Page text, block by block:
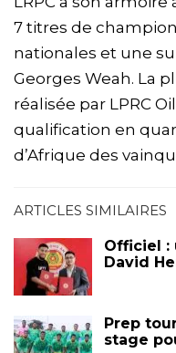
7 titres de
nationales et une
Georges Weah. La
réalisée par LPRC
qualification en
d’Afrique des
ARTICLES SIMILAIRES
Officiel :
David
Prep
stage